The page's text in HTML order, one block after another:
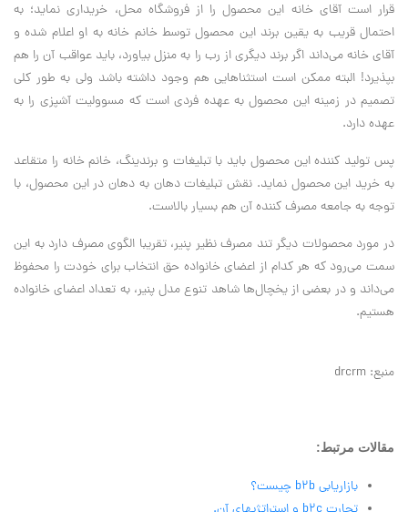
قرار است آقای خانه این محصول را از فروشگاه محل، خریداری نماید؛ به
احتمال قریب به یقین برند این محصول توسط خانم خانه به او اعلام شده و
آقای خانه می‌داند اگر برند دیگری از رب را به منزل بیاورد، باید عواقب آن را هم
بپذیرد! البته ممکن است استثناهایی هم وجود داشته باشد ولی به طور کلی
تصمیم در زمینه این محصول به عهده فردی است که مسوولیت آشپزی را به
عهده دارد.
پس تولید کننده این محصول باید با تبلیغات و برندینگ، خانم خانه را متقاعد
به خرید این محصول نماید. نقش تبلیغات دهان به دهان در این محصول، با
توجه به جامعه مصرف کننده آن هم بسیار بالاست.
در مورد محصولات دیگر تند مصرف نظیر پنیر، تقریبا الگوی مصرف دارد به این
سمت می‌رود که هر کدام از اعضای خانواده حق انتخاب برای خودت را محفوظ
می‌داند و در بعضی از یخچال‌ها شاهد تنوع مدل پنیر، به تعداد اعضای خانواده
هستیم.
منبع: drcrm
مقالات مرتبط:
بازاریابی b2b چیست؟